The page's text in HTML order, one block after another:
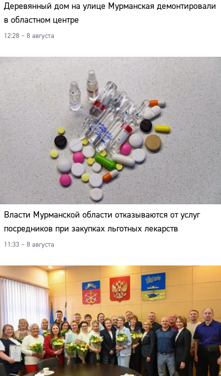
Деревянный дом на улице Мурманская демонтировали
в областном центре
12:28 – 8 августа
Власти Мурманской области отказываются от услуг
посредников при закупках льготных лекарств
11:33 – 8 августа